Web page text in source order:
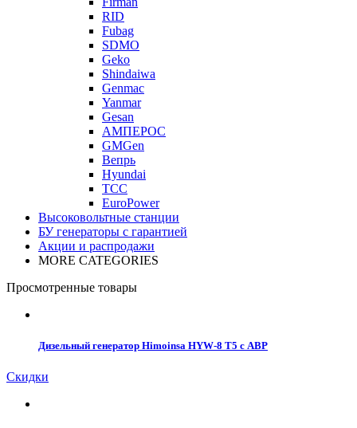
RID
Fubag
SDMO
Geko
Shindaiwa
Genmac
Yanmar
Gesan
АМПЕРОС
GMGen
Вепрь
Hyundai
ТСС
EuroPower
Высоковольтные станции
БУ генераторы с гарантией
Акции и распродажи
MORE CATEGORIES
Просмотренные товары
Дизельный генератор Himoinsa HYW-8 T5 с АВР
Скидки